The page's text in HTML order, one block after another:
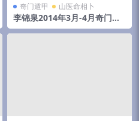
奇门遁甲 山医命相卜
李锦泉2014年3月-4月奇门遁
甲培训录音+教材pdf 移动网
盘下载！